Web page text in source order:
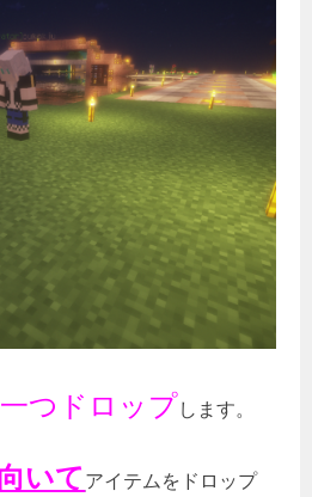
つドロップします。
いて アイテムをドロップ